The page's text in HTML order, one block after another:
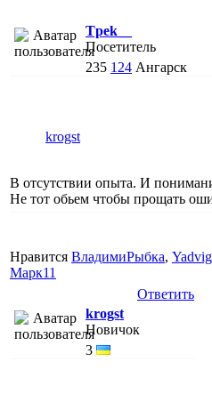
Tpek__
Посетитель
235 124 Ангарск
krogst
В отсутствии опыта. И
Не тот обьем чтобы прощать
Нравится ВладимиРыбка,
Марк11
Ответить
krogst
Новичок
3